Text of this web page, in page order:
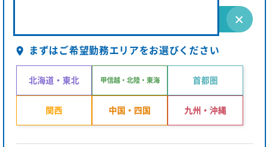
まずはご希望勤務エリアをお選びください
北海道・東北 甲信越・北陸・東海 首都圏
関西 中国・四国 九州・沖縄